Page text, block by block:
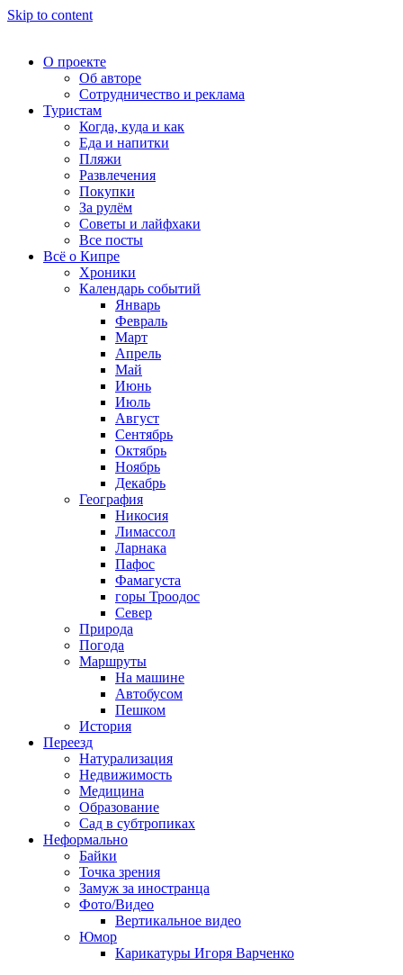
Skip to content
О проекте
Об авторе
Сотрудничество и реклама
Туристам
Когда, куда и как
Еда и напитки
Пляжи
Развлечения
Покупки
За рулём
Советы и лайфхаки
Все посты
Всё о Кипре
Хроники
Календарь событий
Январь
Февраль
Март
Апрель
Май
Июнь
Июль
Август
Сентябрь
Октябрь
Ноябрь
Декабрь
География
Никосия
Лимассол
Ларнака
Пафос
Фамагуста
горы Троодос
Север
Природа
Погода
Маршруты
На машине
Автобусом
Пешком
История
Переезд
Натурализация
Недвижимость
Медицина
Образование
Сад в субтропиках
Неформально
Байки
Точка зрения
Замуж за иностранца
Фото/Видео
Вертикальное видео
Юмор
Карикатуры Игоря Варченко